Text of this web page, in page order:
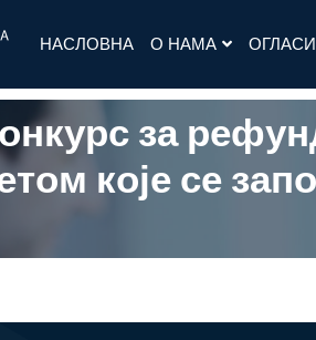
НАСЛОВНА О НАМА ОГЛАСИ
за
које се